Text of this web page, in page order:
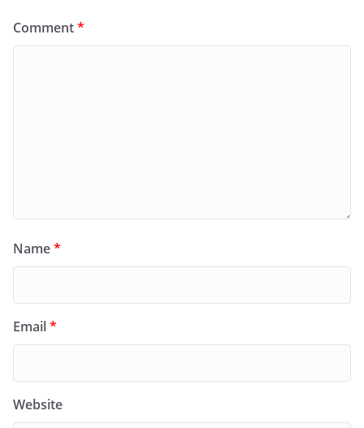
Comment*
Name*
Email*
Website